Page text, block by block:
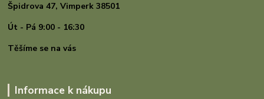
Špidrova 47,Vimperk 38501
Út - Pá 9:00 - 16:30
Těšíme se na vás
Informace k nákupu